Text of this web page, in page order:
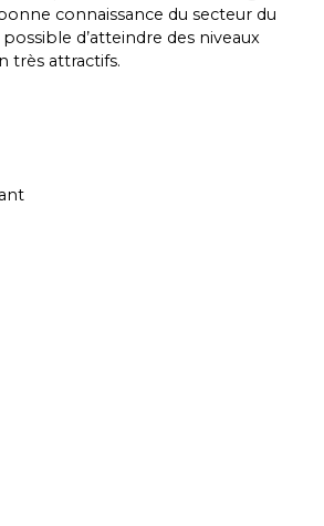
connaissance du secteur du
d’atteindre des niveaux
très attractifs.